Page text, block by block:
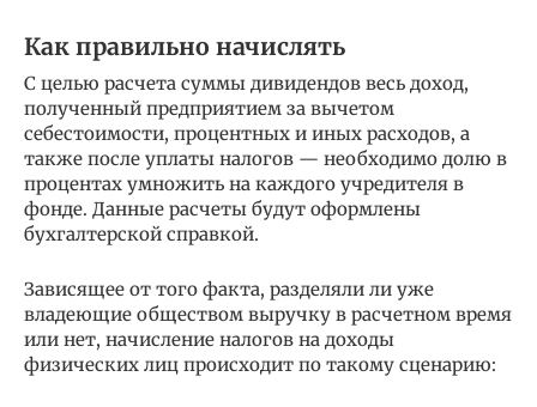
Как правильно начислять
С целью расчета суммы дивидендов весь доход,
полученный предприятием за вычетом
себестоимости, процентных и иных расходов, а
также после уплаты налогов — необходимо долю в
процентах умножить на каждого учредителя в
фонде. Данные расчеты будут оформлены
бухгалтерской справкой.
Зависящее от того факта, разделяли ли уже
владеющие обществом выручку в расчетном время
или нет, начисление налогов на доходы
физических лиц происходит по такому сценарию: